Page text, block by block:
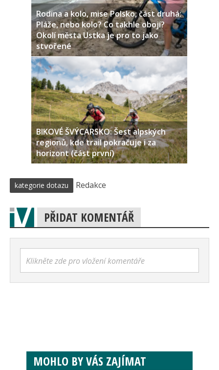
Rodina a kolo, mise Polsko, část druhá:
Pláže, nebo kolo? Co takhle obojí?
Okolí města Ustka je pro to jako
stvořené
BIKOVÉ ŠVÝCARSKO: Šest alpských
regionů, kde trail pokračuje i za
horizont (část první)
kategorie dotazu Redakce
PŘIDAT KOMENTÁŘ
Klikněte zde pro vložení komentáře
MOHLO BY VÁS ZAJÍMAT